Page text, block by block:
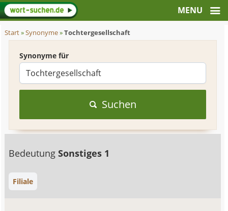
Start»Synonyme»Tochtergesellschaft
Synonyme für
Suchen
BedeutungSonstiges 1
Filiale